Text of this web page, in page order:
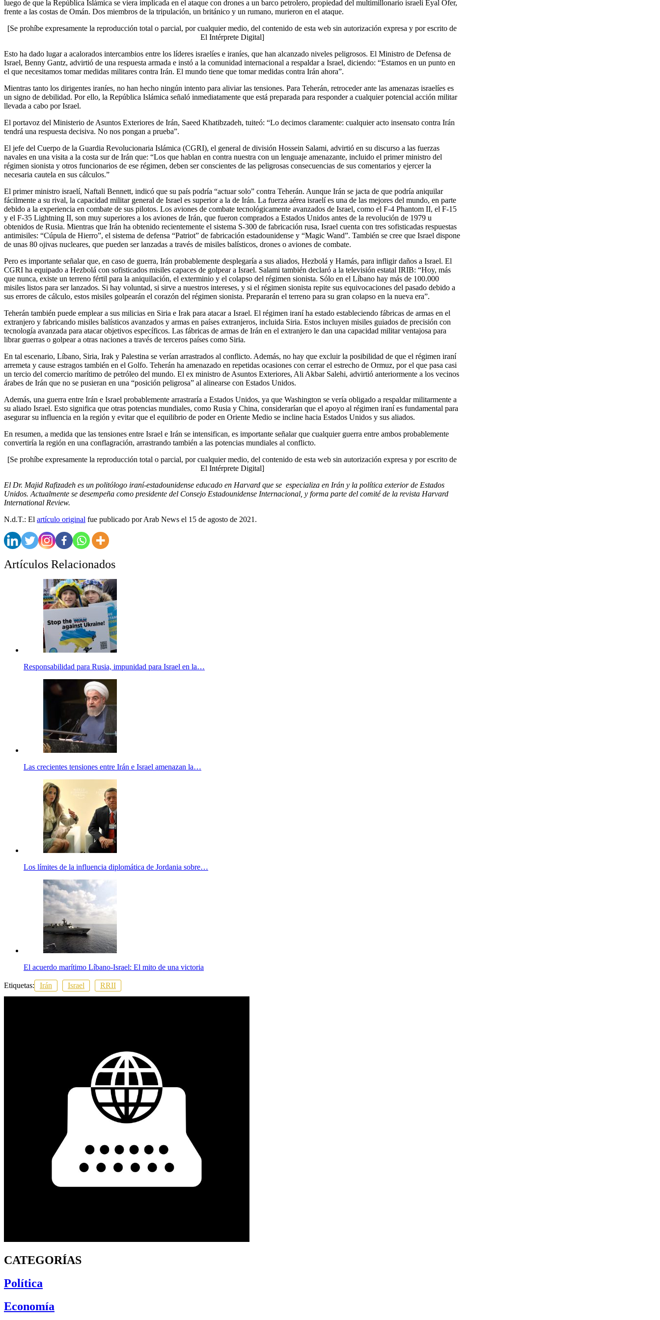
luego de que la República Islámica se viera implicada en el ataque con drones a un barco petrolero, propiedad del multimillonario israelí Eyal Ofer,
frente a las costas de Omán. Dos miembros de la tripulación, un británico y un rumano, murieron en el ataque.
[Se prohíbe expresamente la reproducción total o parcial, por cualquier medio, del contenido de esta web sin autorización expresa y por escrito de
El Intérprete Digital]
Esto ha dado lugar a acalorados intercambios entre los líderes israelíes e iraníes, que han alcanzado niveles peligrosos. El Ministro de Defensa de
Israel, Benny Gantz, advirtió de una respuesta armada e instó a la comunidad internacional a respaldar a Israel, diciendo: “Estamos en un punto en
el que necesitamos tomar medidas militares contra Irán. El mundo tiene que tomar medidas contra Irán ahora”.
Mientras tanto los dirigentes iraníes, no han hecho ningún intento para aliviar las tensiones. Para Teherán, retroceder ante las amenazas israelíes es
un signo de debilidad. Por ello, la República Islámica señaló inmediatamente que está preparada para responder a cualquier potencial acción militar
llevada a cabo por Israel.
El portavoz del Ministerio de Asuntos Exteriores de Irán, Saeed Khatibzadeh, tuiteó: “Lo decimos claramente: cualquier acto insensato contra Irán
tendrá una respuesta decisiva. No nos pongan a prueba”.
El jefe del Cuerpo de la Guardia Revolucionaria Islámica (CGRI), el general de división Hossein Salami, advirtió en su discurso a las fuerzas
navales en una visita a la costa sur de Irán que: “Los que hablan en contra nuestra con un lenguaje amenazante, incluido el primer ministro del
régimen sionista y otros funcionarios de ese régimen, deben ser conscientes de las peligrosas consecuencias de sus comentarios y ejercer la
necesaria cautela en sus cálculos.”
El primer ministro israelí, Naftali Bennett, indicó que su país podría “actuar solo” contra Teherán. Aunque Irán se jacta de que podría aniquilar
fácilmente a su rival, la capacidad militar general de Israel es superior a la de Irán. La fuerza aérea israelí es una de las mejores del mundo, en parte
debido a la experiencia en combate de sus pilotos. Los aviones de combate tecnológicamente avanzados de Israel, como el F-4 Phantom II, el F-15
y el F-35 Lightning II, son muy superiores a los aviones de Irán, que fueron comprados a Estados Unidos antes de la revolución de 1979 u
obtenidos de Rusia. Mientras que Irán ha obtenido recientemente el sistema S-300 de fabricación rusa, Israel cuenta con tres sofisticadas respuestas
antimisiles: “Cúpula de Hierro”, el sistema de defensa “Patriot” de fabricación estadounidense y “Magic Wand”. También se cree que Israel dispone
de unas 80 ojivas nucleares, que pueden ser lanzadas a través de misiles balísticos, drones o aviones de combate.
Pero es importante señalar que, en caso de guerra, Irán probablemente desplegaría a sus aliados, Hezbolá y Hamás, para infligir daños a Israel. El
CGRI ha equipado a Hezbolá con sofisticados misiles capaces de golpear a Israel. Salami también declaró a la televisión estatal IRIB: “Hoy, más
que nunca, existe un terreno fértil para la aniquilación, el exterminio y el colapso del régimen sionista. Sólo en el Líbano hay más de 100.000
misiles listos para ser lanzados. Si hay voluntad, si sirve a nuestros intereses, y si el régimen sionista repite sus equivocaciones del pasado debido a
sus errores de cálculo, estos misiles golpearán el corazón del régimen sionista. Prepararán el terreno para su gran colapso en la nueva era”.
Teherán también puede emplear a sus milicias en Siria e Irak para atacar a Israel. El régimen iraní ha estado estableciendo fábricas de armas en el
extranjero y fabricando misiles balísticos avanzados y armas en países extranjeros, incluida Siria. Estos incluyen misiles guiados de precisión con
tecnología avanzada para atacar objetivos específicos. Las fábricas de armas de Irán en el extranjero le dan una capacidad militar ventajosa para
librar guerras o golpear a otras naciones a través de terceros países como Siria.
En tal escenario, Líbano, Siria, Irak y Palestina se verían arrastrados al conflicto. Además, no hay que excluir la posibilidad de que el régimen iraní
arremeta y cause estragos también en el Golfo. Teherán ha amenazado en repetidas ocasiones con cerrar el estrecho de Ormuz, por el que pasa casi
un tercio del comercio marítimo de petróleo del mundo. El ex ministro de Asuntos Exteriores, Ali Akbar Salehi, advirtió anteriormente a los vecinos
árabes de Irán que no se pusieran en una “posición peligrosa” al alinearse con Estados Unidos.
Además, una guerra entre Irán e Israel probablemente arrastraría a Estados Unidos, ya que Washington se vería obligado a respaldar militarmente a
su aliado Israel. Esto significa que otras potencias mundiales, como Rusia y China, considerarían que el apoyo al régimen iraní es fundamental para
asegurar su influencia en la región y evitar que el equilibrio de poder en Oriente Medio se incline hacia Estados Unidos y sus aliados.
En resumen, a medida que las tensiones entre Israel e Irán se intensifican, es importante señalar que cualquier guerra entre ambos probablemente
convertiría la región en una conflagración, arrastrando también a las potencias mundiales al conflicto.
[Se prohíbe expresamente la reproducción total o parcial, por cualquier medio, del contenido de esta web sin autorización expresa y por escrito de
El Intérprete Digital]
El Dr. Majid Rafizadeh es un politólogo iraní-estadounidense educado en Harvard que se especializa en Irán y la política exterior de Estados
Unidos. Actualmente se desempeña como presidente del Consejo Estadounidense Internacional, y forma parte del comité de la revista Harvard
International Review.
N.d.T.: El artículo original fue publicado por Arab News el 15 de agosto de 2021.
Artículos Relacionados
Responsabilidad para Rusia, impunidad para Israel en la…
Las crecientes tensiones entre Irán e Israel amenazan la…
Los límites de la influencia diplomática de Jordania sobre…
El acuerdo marítimo Líbano-Israel: El mito de una victoria
Etiquetas: Irán Israel RRII
CATEGORÍAS
Política
Economía